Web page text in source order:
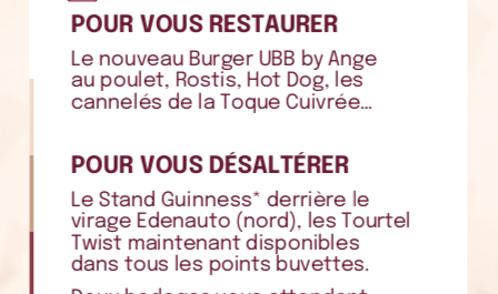
POUR VOUS RESTAURER
Le nouveau Burger UBB by Ange
au poulet, Rostis, Hot Dog, les
cannelés de la Toque Cuivrée…
POUR VOUS DÉSALTÉRER
Le Stand Guinness* derrière le
virage Edenauto (nord), les
Tourtel
Twist maintenant disponibles
dans tous les points buvettes.